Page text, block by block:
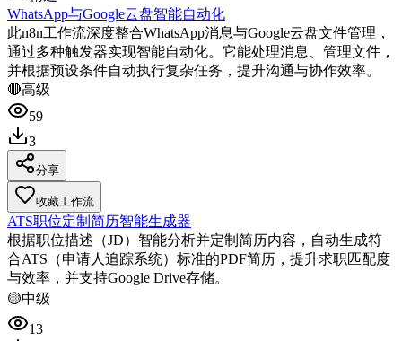
WhatsApp与Google云盘智能自动化
此n8n工作流深度整合WhatsApp消息与Google云盘文件管理，
通过多种触发器实现智能自动化。它能处理消息、管理文件，
并根据预设条件自动执行复杂任务，提升沟通与协作效率。
🔴高级
59
3
分享
收藏工作流
ATS职位定制简历智能生成器
根据职位描述（JD）智能分析并定制简历内容，自动生成符
合ATS（申请人追踪系统）标准的PDF简历，提升求职匹配度
与效率，并支持Google Drive存储。
🟡中级
13